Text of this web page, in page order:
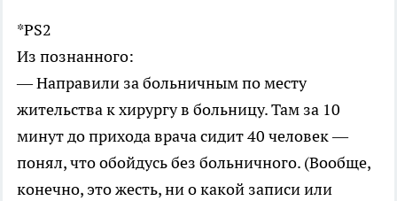
*PS2
Из познанного:
— Направили за больничным по месту
жительства к хирургу в больницу. Там за 10
минут до прихода врача сидит 40 человек —
понял, что обойдусь без больничного. (Вообще,
конечно, это жесть, ни о какой записи или